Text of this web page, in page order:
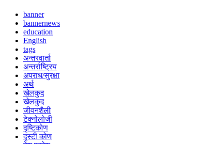
banner
bannernews
education
English
tags
अन्तरवार्ता
अन्तर्राष्ट्रिय
अपराध/सुरक्षा
अर्थ
खेलकुद
खेलकुद
जीवनशैली
टेक्नोलोजी
दृष्टिकोण
दृस्टी कोण